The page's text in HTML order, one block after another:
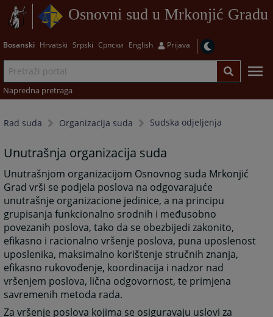
Osnovni sud u Mrkonjić Gradu
Bosanski Hrvatski Srpski Српски English Prijava
Napredna pretraga
Rad suda Organizacija suda Sudska odjeljenja
Unutrašnja organizacija suda
Unutrašnjom organizacijom Osnovnog suda Mrkonjić
Grad vrši se podjela poslova na odgovarajuće
unutrašnje organizacione jedinice, a na principu
grupisanja funkcionalno srodnih i međusobno
povezanih poslova, tako da se obezbijedi zakonito,
efikasno i racionalno vršenje poslova, puna uposlenost
uposlenika, maksimalno korištenje stručnih znanja,
efikasno rukovođenje, koordinacija i nadzor nad
vršenjem poslova, lična odgovornost, te primjena
savremenih metoda rada.
Za vršenje poslova kojima se osiguravaju uslovi za